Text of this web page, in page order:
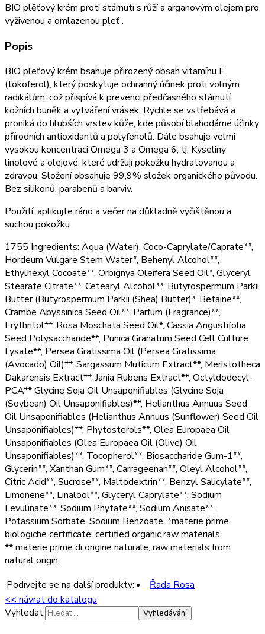
BIO plěťový krém proti stárnutí s růží a arganovým olejem pro
vyživenou a omlazenou pleť .
Popis
BIO pleťový krém bsahuje přirozený obsah vitamínu E
(tokoferol), který poskytuje ochranný účinek proti volným
radikálům, což přispívá k prevenci předčasného stárnutí
kožních buněk a vytváření vrásek. Rychle se vstřebává a
proniká do hlubších vrstev kůže, kde působí blahodárné účinky
přírodních antioxidantů a polyfenolů. Dále bsahuje velmi
vysokou koncentraci Omega 3 a Omega 6, tj. Kyseliny
linolové a olejové, které udržují pokožku hydratovanou a
zdravou. Složení obsahuje 99,9% složek organického původu.
Bez silikonů, parabenů a barviv.
Použití: aplikujte ráno a večer na důkladně vyčištěnou a
suchou pokožku.
1755 Ingredients: Aqua (Water), Coco-Caprylate/Caprate**,
Hordeum Vulgare Stem Water*, Behenyl Alcohol**,
Ethylhexyl Cocoate**, Orbignya Oleifera Seed Oil*, Glyceryl
Stearate Citrate**, Cetearyl Alcohol**, Butyrospermum Parkii
Butter (Butyrospermum Parkii (Shea) Butter)*, Betaine**,
Crambe Abyssinica Seed Oil**, Parfum (Fragrance)**,
Erythritol**, Rosa Moschata Seed Oil*, Cassia Angustifolia
Seed Polysaccharide**, Punica Granatum Seed Cell Culture
Lysate**, Persea Gratissima Oil (Persea Gratissima
(Avocado) Oil)**, Sargassum Muticum Extract**, Meristotheca
Dakarensis Extract**, Jania Rubens Extract**, Octyldodecyl-
PCA** Glycine Soja Oil Unsaponifiables (Glycine Soja
(Soybean) Oil Unsaponifiables)**, Helianthus Annuus Seed
Oil Unsaponifiables (Helianthus Annuus (Sunflower) Seed Oil
Unsaponifiables)**, Phytosterols**, Olea Europaea Oil
Unsaponifiables (Olea Europaea Oil (Olive) Oil
Unsaponifiables)**, Tocopherol**, Biosaccharide Gum-1**,
Glycerin**, Xanthan Gum**, Carrageenan**, Oleyl Alcohol**,
Citric Acid**, Sucrose**, Maltodextrin**, Benzyl Salicylate**,
Limonene**, Linalool**, Glyceryl Caprylate**, Sodium
Levulinate**, Sodium Phytate**, Sodium Anisate**,
Potassium Sorbate, Sodium Benzoate. *materie prime
biologiche certificate; certified organic raw materials
** materie prime di origine naturale; raw materials from
natural origin
Podívejte se na další produkty:
Řada Rosa
<< návrat do katalogu
Vyhledat: